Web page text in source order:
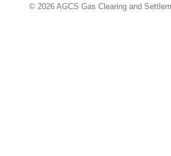
© 2026 AGCS Gas Clearing and